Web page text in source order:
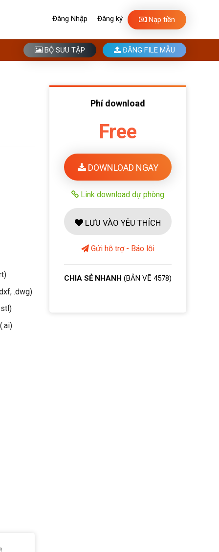
Đăng Nhập Đăng ký Nạp tiền
BỘ SƯU TẬP ĐĂNG FILE MẪU
.dwg)
Phí download
Free
DOWNLOAD NGAY
Link download dự phòng
LƯU VÀO YÊU THÍCH
Gửi hỗ trợ - Báo lỗi
CHIA SẺ NHANH (BẢN VẼ 4578)